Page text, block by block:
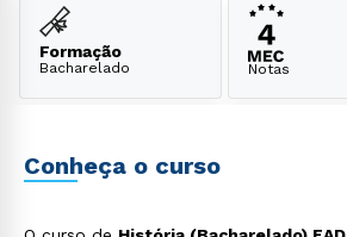
Formação
Bacharelado Notas
Conheça o curso